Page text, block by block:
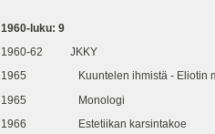
1960-luku: 9
1960-62 JKKY
1965 Kuuntelen ihmistä - Eliotin
1965 Monologi
1966 Estetiikan karsintakoe